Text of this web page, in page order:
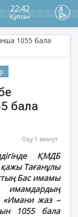
22:42
Құптан
бала
Оқу 1 минут
ҚМДБ
Тағанұлы
Бас имамы
«Имани жаз –
1055 бала